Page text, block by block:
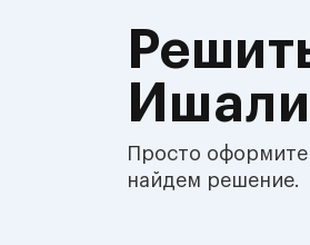
Просто
найдем решение.